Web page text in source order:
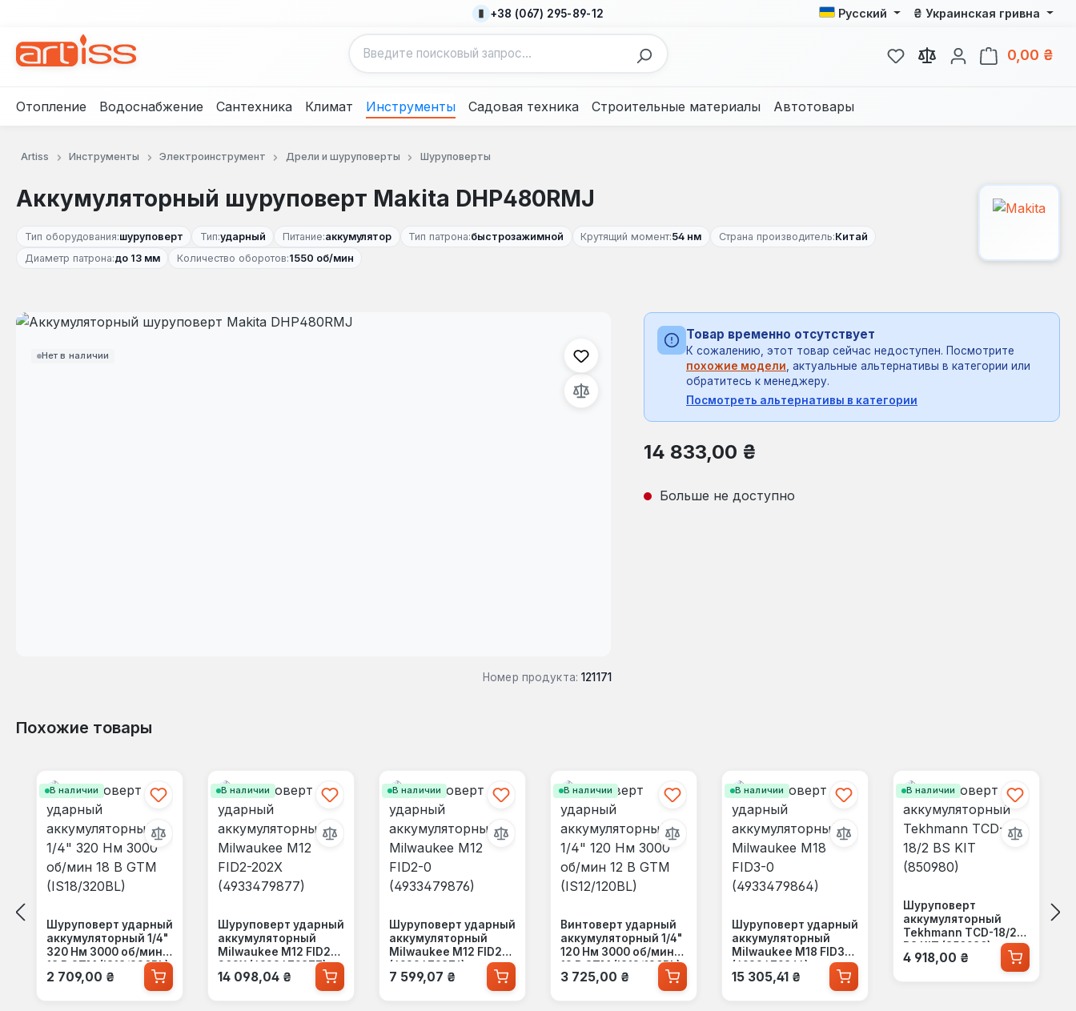
+38 (067) 295-89-12 Русский ₴ Украинская гривна
У вас есть товары из
0,00 ₴
Отопление Водоснабжение Сантехника Климат Инструменты Садовая техника Строительные материалы Автотовары
Artiss Инструменты Электроинструмент Дрели и шуруповерты Шуруповерты
Аккумуляторный шуруповерт Makita DHP480RMJ
Тип оборудования:шуруповерт Тип:ударный Питание:аккумулятор Тип патрона:быстрозажимной Крутящий момент:54 нм Страна производитель:Китай
Диаметр патрона:до 13 мм Количество оборотов:1550 об/мин
Нет в наличии
Пропустить галерею изображений
Номер продукта: 121171
Товар временно отсутствует
К сожалению, этот товар сейчас недоступен. Посмотрите
похожие модели , актуальные альтернативы в категории или
обратитесь к менеджеру.
Посмотреть альтернативы в категории
Обычная цена:
14 833,00 ₴
Больше не доступно
Похожие товары
В наличии
Шуруповерт ударный
аккумуляторный 1/4"
320 Нм 3000 об/мин
18 В GTM (IS18/320BL)
Обычная цена:
2 709,00 ₴
В наличии
Шуруповерт ударный
аккумуляторный
Milwaukee M12 FID2-
202X (4933479877)
Обычная цена:
14 098,04 ₴
В наличии
Шуруповерт ударный
аккумуляторный
Milwaukee M12 FID2-0
(4933479876)
Обычная цена:
7 599,07 ₴
В наличии
Винтоверт ударный
аккумуляторный 1/4"
120 Нм 3000 об/мин
12 В GTM (IS12/120BL)
Обычная цена:
3 725,00 ₴
В наличии
Шуруповерт ударный
аккумуляторный
Milwaukee M18 FID3-0
(4933479864)
Обычная цена:
15 305,41 ₴
В наличии
Шуруповерт
аккумуляторный
Tekhmann TCD-18/2
BS KIT (850980)
Обычная цена:
4 918,00 ₴